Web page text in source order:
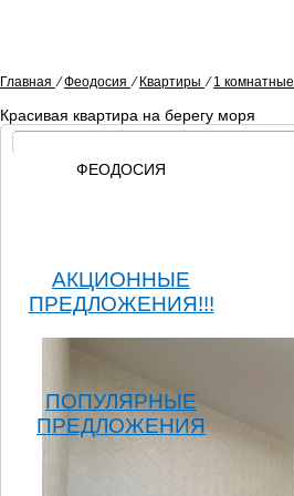
Главная ⁄ Феодосия ⁄ Квартиры ⁄ 1 комнатные
Красивая квартира на берегу моря
ФЕОДОСИЯ
АКЦИОННЫЕ
ПРЕДЛОЖЕНИЯ!!!
ПОПУЛЯРНЫЕ
ПРЕДЛОЖЕНИЯ